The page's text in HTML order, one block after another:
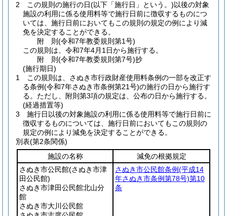
2
この規則の施行の日(以下「施行日」という。)以後の対象
施設の利用に係る使用料等で施行日前に徴収するものにつ
いては、施行日前においてもこの規則の規定の例により減
免を決定することができる。
附 則(令和7年教委規則第1号)
この規則は、令和7年4月1日から施行する。
附 則(令和7年教委規則第7号)抄
(施行期日)
1
この規則は、さぬき市行政財産使用料条例の一部を改正す
る条例(令和7年さぬき市条例第21号)の施行の日から施行す
る。 ただし、附則第3項の規定は、公布の日から施行する。
(経過措置等)
3
施行日以後の対象施設の利用に係る使用料等で施行日前に
徴収するものについては、施行日前においてもこの規則の
規定の例により減免を決定することができる。
別表(第2条関係)
施設の名称
減免の根拠規定
さぬき市公民館(さぬき市津
田公民館)
さぬき市津田公民館北山分
館
さぬき市大川公民館
さぬき市公民館条例(平成14
年さぬき市条例第78号)第10
条